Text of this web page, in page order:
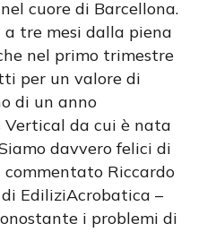
cuore di Barcellona.
a tre mesi dalla piena
nel primo trimestre
per un valore di
di un anno
Vertical da cui è nata
davvero felici di
Riccardo
di EdiliziAcrobatica –
i problemi di